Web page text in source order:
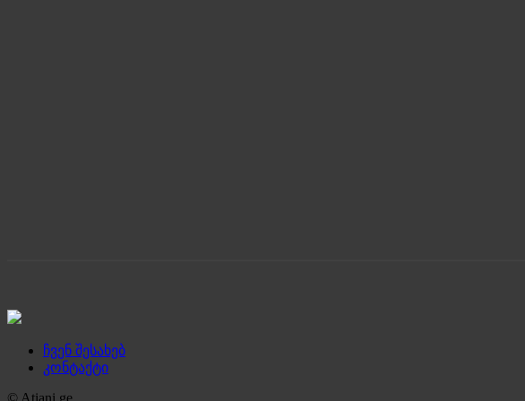
ჩვენ შესახებ
კონტაქტი